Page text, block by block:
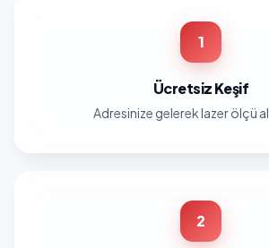
1
Ücretsiz Keşif
Adresinize gelerek lazer ölçü
2